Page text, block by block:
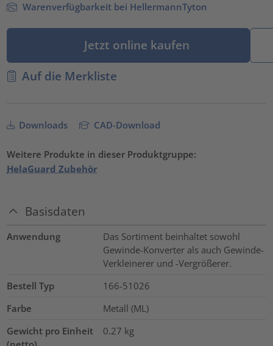
Warenverfügbarkeit bei HellermannTyton
Jetzt online kaufen
Auf die Merkliste
Downloads CAD-Download
Weitere Produkte in dieser Produktgruppe:
HelaGuard Zubehör
Basisdaten
Anwendung
Das Sortiment beinhaltet sowohl
Gewinde-Konverter als auch Gewinde-
Verkleinerer und -Vergrößerer.
Bestell Typ
166-51026
Farbe
Metall (ML)
Gewicht pro Einheit
0.27 kg